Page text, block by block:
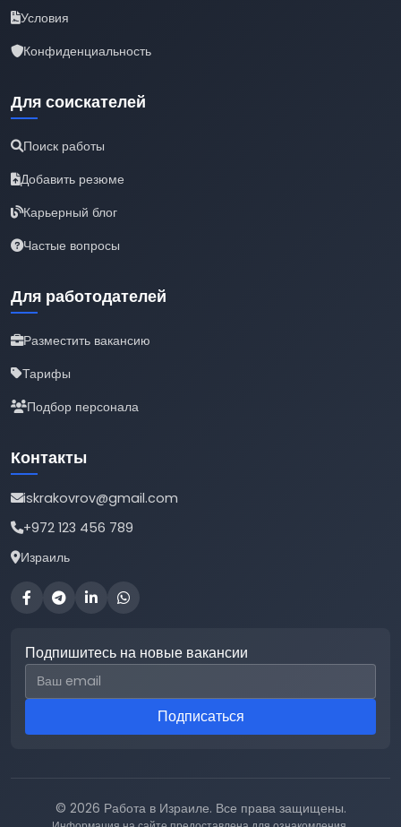
Условия
Конфиденциальность
Для соискателей
Поиск работы
Добавить резюме
Карьерный блог
Частые вопросы
Для работодателей
Разместить вакансию
Тарифы
Подбор персонала
Контакты
iskrakovrov@gmail.com
+972 123 456 789
Израиль
Подпишитесь на новые вакансии
Email для подписки
Подписаться
© 2026 Работа в Израиле. Все права защищены.